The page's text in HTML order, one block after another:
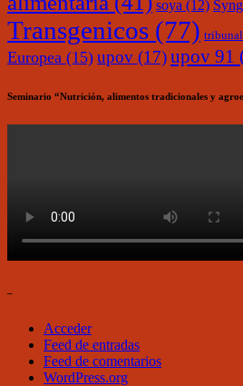
soya (12)
Transgenicos (77)
Europea (15) upov (17)upov 91
Seminario “Nutrición, alimentos tradicionales y
–
Acceder
Feed de entradas
Feed de comentarios
WordPress.org